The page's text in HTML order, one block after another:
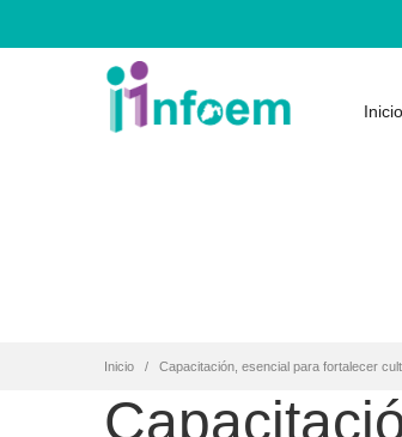
Inicio
Inicio Capacitación, esencial para fortalecer